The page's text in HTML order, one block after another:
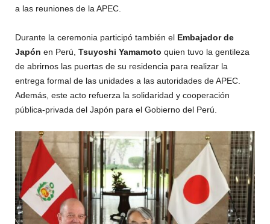
a las reuniones de la APEC.
Durante la ceremonia participó también el Embajador de
Japón en Perú, Tsuyoshi Yamamoto quien tuvo la gentileza
de abrirnos las puertas de su residencia para realizar la
entrega formal de las unidades a las autoridades de APEC.
Además, este acto refuerza la solidaridad y cooperación
pública-privada del Japón para el Gobierno del Perú.